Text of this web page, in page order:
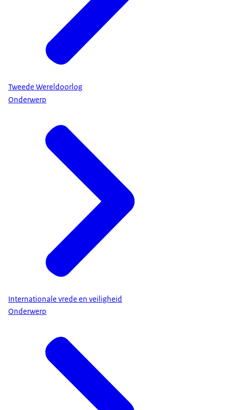
Tweede Wereldoorlog
Onderwerp
Internationale vrede en veiligheid
Onderwerp